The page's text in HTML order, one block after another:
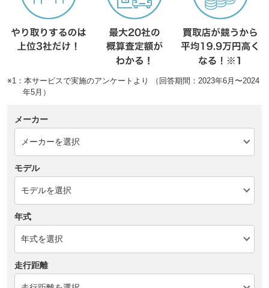
※1：本サービスで実施のアンケートより （回答期間：2023年6月〜2024
年5月）
メーカー
モデル
年式
走行距離